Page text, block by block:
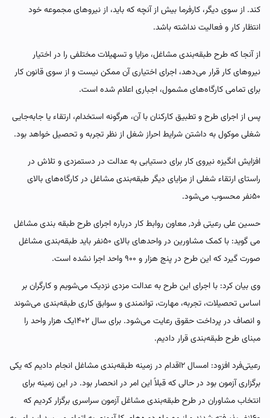
کند. از سوی دیگر، کارفرما بیش از آنچه که باید، از نیروهای مجموعه خود
انتظار کار و فعالیت نداشته باشد.
از آنجا که طرح طبقه‌بندی مشاغل، مزایا و تسهیلات مختلفی را در اختیار
نیروهای کار قرار می‌دهد، اجرای اختیاری آن ممکن نیست و از سوی قانون کار
برای تمامی کارگاه‌های مشمول، اجباری اعلام شده است.
پس از اجرای طرح و تطبیق کارکنان با آن، هرگونه استخدام، ارتقاء یا جابه‌جایی
شغلی موکول به داشتن شرایط احراز شغل از نظر تجربه و تحصیل خواهد بود.
افزایش انگیزه نیروی کار برای دستیابی به عدالت در دستمزدی و تلاش در
راستای ارتقاء شغلی از مزایای دیگر طبقه‌بندی مشاغل در کارگاه‌های بالای
۵۰نفر محسوب می‌شود.
حسین علی رعیتی فرد, معاون روابط کار درباره اجرای طرح طبقه بندی مشاغل
می گوید: با کمک مشاورین در واحد‌های بالای ۵۰نفر باید طبقه‌بندی مشاغل
صورت گیرد که این طرح در پنج هزار و ۹۰۰ واحد اجرا نشده است.
وی بیان کرد: با اجرای این طرح به عدالت مزدی نزدیک می‌شویم و کارگران بر
اساس تحصیلات، تجربه، مهارت، توانمندی و سوابق کاری طبقه‌بندی می‌شوند
و انصاف در پرداخت حقوق رعایت می‌شود. برای سال ۱۴۰۲یک‌ هزار واحد را
مبنای طرح طبقه‌بندی قرار دادیم.
رعیتی‌فرد افزود: امسال ۲اقدام در زمینه طبقه‌بندی مشاغل انجام دادیم که یکی
برگزاری آزمون بود در حالی که قبلاً این امر در انحصار بود. در این زمینه برای
انتخاب مشاوران در طرح طبقه‌بندی مشاغل آزمون سراسری برگزار کردیم که